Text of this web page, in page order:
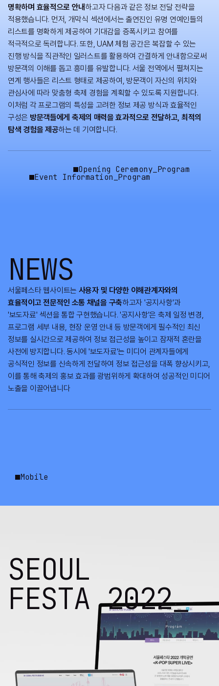
명확하며 효율적으로 안내하고자 다음과 같은 정보 전달 전략을
적용했습니다. 먼저, 개막식 섹션에서는 출연진인 유명 연예인들의
리스트를 명확하게 제공하여 기대감을 증폭시키고 참여를
적극적으로 독려합니다. 또한, UAM 체험 공간은 복잡할 수 있는
진행 방식을 직관적인 일러스트를 활용하여 간결하게 안내함으로써
방문객의 이해를 돕고 흥미를 유발합니다. 서울 전역에서 펼쳐지는
연계 행사들은 리스트 형태로 제공하여, 방문객이 자신의 위치와
관심사에 따라 맞춤형 축제 경험을 계획할 수 있도록 지원합니다.
이처럼 각 프로그램의 특성을 고려한 정보 제공 방식과 효율적인
구성은 방문객들에게 축제의 매력을 효과적으로 전달하고, 최적의
탐색 경험을 제공하는 데 기여합니다.
Opening Ceremony_Program
Event Information_Program
NEWS
서울페스타 웹사이트는 사용자 및 다양한 이해관계자와의
효율적이고 전문적인 소통 채널을 구축하고자 '공지사항'과
'보도자료' 섹션을 통합 구현했습니다. '공지사항'은 축제 일정 변경,
프로그램 세부 내용, 현장 운영 안내 등 방문객에게 필수적인 최신
정보를 실시간으로 제공하여 정보 접근성을 높이고 잠재적 혼란을
사전에 방지합니다. 동시에 '보도자료'는 미디어 관계자들에게
공식적인 정보를 신속하게 전달하여 정보 접근성을 대폭 향상시키고,
이를 통해 축제의 홍보 효과를 광범위하게 확대하여 성공적인 미디어
노출을 이끌어냅니다
Mobile
SEOUL
FESTA 2022_